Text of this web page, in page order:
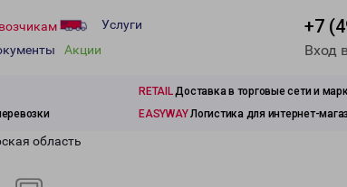
Услуги
Акции
+7
Вход
RETAILДоставка в торговые сети и
EASYWAYЛогистика для интернет-
область